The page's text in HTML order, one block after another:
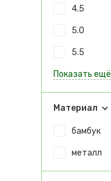
4.5
5.0
5.5
Показать ещё
Материал
бамбук
металл